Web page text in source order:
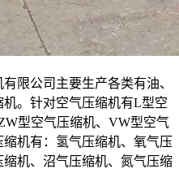
公司主要生产各类有油、
。针对空气压缩机有L型空
型空气压缩机、VW型空气
机有：氢气压缩机、氧气压
机、沼气压缩机、氮气压缩